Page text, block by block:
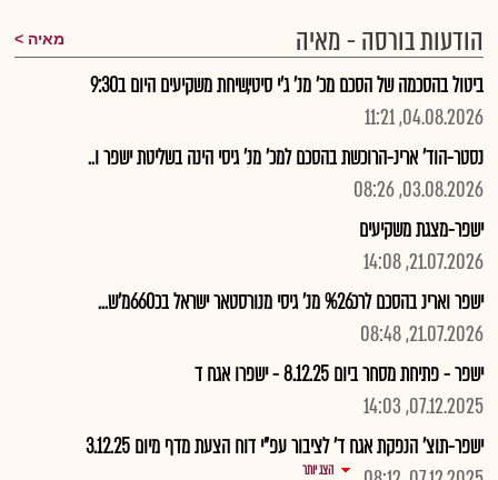
הודעות בורסה - מאיה מאיה
ביטול בהסכמה של הסכם מכ' מנ' ג'י סיטי,שיחת משקיעים היום ב9:30
04.08.2026, 11:21
נסטר-הוד' ארינ-הרוכשת בהסכם למכ' מנ' גיסי הינה בשליטת ישפר ו..
03.08.2026, 08:26
ישפר-מצגת משקיעים
21.07.2026, 14:08
ישפר וארינ בהסכם לרכ%26 מנ' גיסי מנורסטאר ישראל בכ660מ'ש...
21.07.2026, 08:48
ישפר - פתיחת מסחר ביום 8.12.25 - ישפרו אגח ד
07.12.2025, 14:03
ישפר-תוצ' הנפקת אגח ד' לציבור עפ"י דוח הצעת מדף מיום 3.12.25
הצג יותר